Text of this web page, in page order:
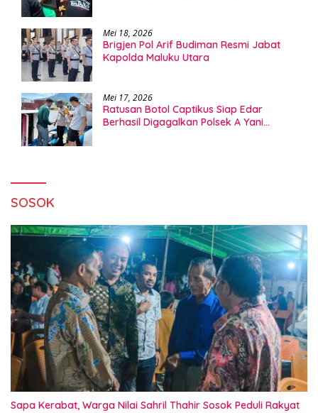
Mei 18, 2026
Brigjen Pol Arif Budiman Resmi Jabat
Kapolda Maluku Utara
Mei 17, 2026
Ratusan Botol Captikus Siap Edar
Berhasil Digagalkan Polsek A Yani
SOSOK
Sapa Kerabat, Warga Nilai Sahril Thahir Sosok Peduli Rakyat